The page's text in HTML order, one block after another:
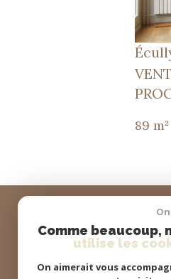
89 m²
Comme beaucoup,
utilise les
On aimerait vous